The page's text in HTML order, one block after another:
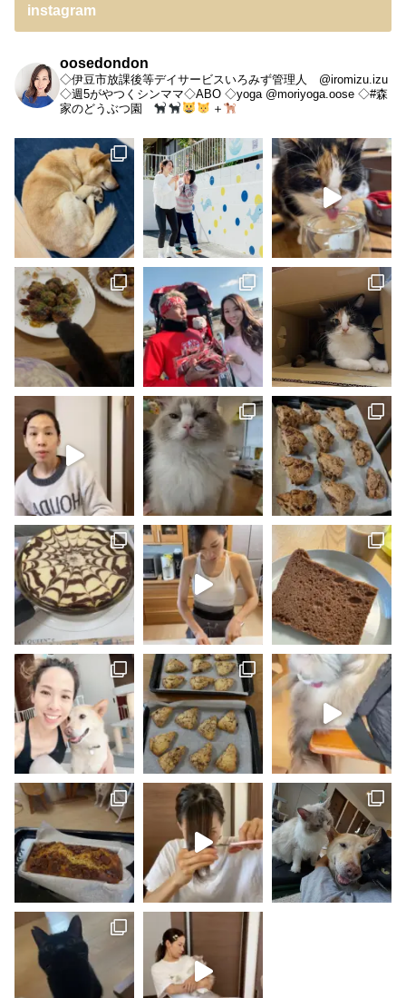
instagram
oosedondon
◇伊豆市放課後等デイサービスいろみず管理人 @iromizu.izu
◇週5がやつくシンママ◇ABO ◇yoga @moriyoga.oose ◇#森
家のどうぶつ園
＋